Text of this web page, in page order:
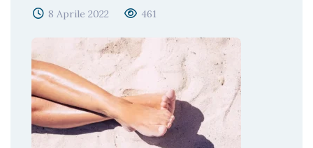
8 Aprile 2022 461